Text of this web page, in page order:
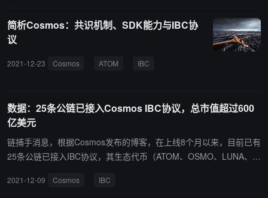
连接到 Cardano 的选项。这将允许开发人员在 Cardano 侧链上无缝
部署基于 EVM 的去中心化应用程序 (DApp)。
简析Cosmos：共识机制、SDK能力与IBC协
议
2021-12-23 Cosmos ATOM IBC
数据：25条公链已接入Cosmos IBC协议，总市值超过600
亿美元
链捕手消息，根据Cosmos发布的博客，在上线8个月以来，目前已有
25条公链已接入IBC协议，其生态代币（ATOM、OSMO、LUNA、C
易。 2022年，IBC 协议还计划跨链连接比特币、以太坊、Polkadot
2021-12-09 Cosmos IBC